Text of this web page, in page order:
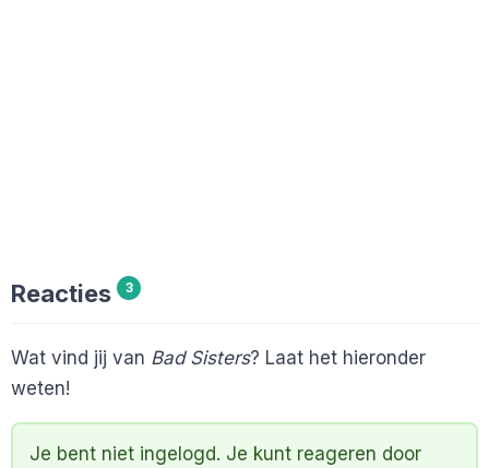
Reacties 3
Wat vind jij van Bad Sisters? Laat het hieronder
weten!
Je bent niet ingelogd. Je kunt reageren door